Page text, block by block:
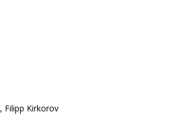
, Filipp Kirkorov